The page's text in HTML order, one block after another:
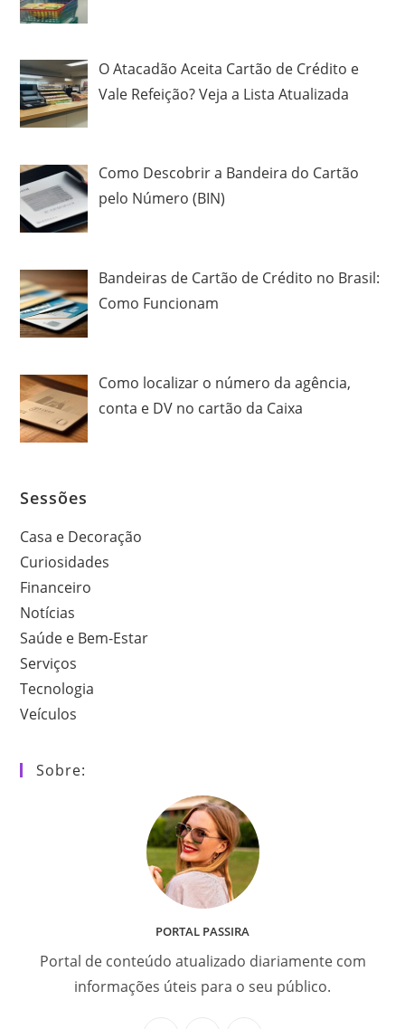
O Atacadão Aceita Cartão de Crédito e
Vale Refeição? Veja a Lista Atualizada
Como Descobrir a Bandeira do Cartão
pelo Número (BIN)
Bandeiras de Cartão de Crédito no Brasil:
Como Funcionam
Como localizar o número da agência,
conta e DV no cartão da Caixa
Sessões
Casa e Decoração
Curiosidades
Financeiro
Notícias
Saúde e Bem-Estar
Serviços
Tecnologia
Veículos
Sobre:
PORTAL PASSIRA
Portal de conteúdo atualizado diariamente com
informações úteis para o seu público.